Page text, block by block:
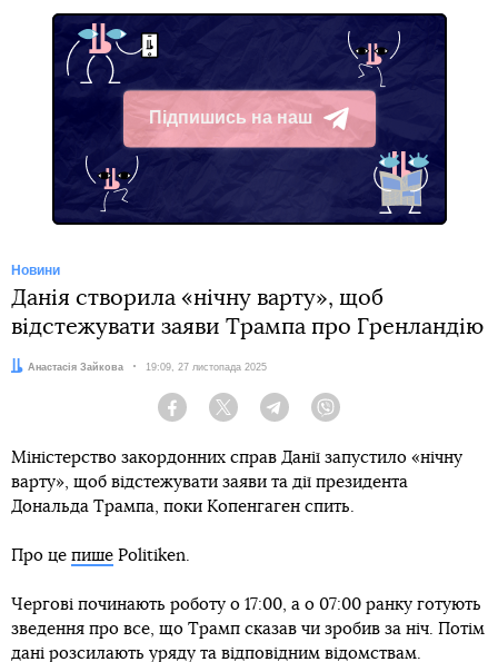
Підпишись на наш
Telegram
Новини
Данія створила «нічну варту», щоб
відстежувати заяви Трампа про Гренландію
Автор:
Анастасія Зайкова Дата:
19:09, 27 листопада 2025
Facebook Twitter Telegram
Міністерство закордонних справ Данії запустило «нічну
варту», щоб відстежувати заяви та дії президента
Дональда Трампа, поки Копенгаген спить.
Про це пише Politiken.
Чергові починають роботу о 17:00, а о 07:00 ранку готують
зведення про все, що Трамп сказав чи зробив за ніч. Потім
дані розсилають уряду та відповідним відомствам.